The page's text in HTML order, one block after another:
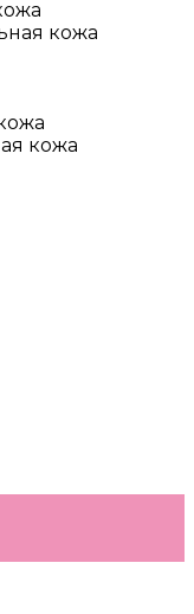
кожа
кожа